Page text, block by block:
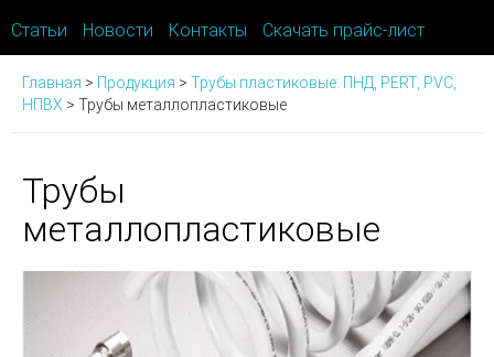
Статьи Новости Контакты Скачать прайс-лист
Главная > Продукция > Трубы пластиковые: ПНД, PERT, PVC,
НПВХ > Трубы металлопластиковые
Трубы
металлопластиковые